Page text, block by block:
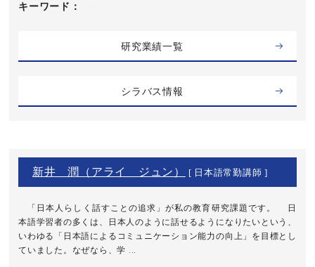
キーワード
研究業績一覧
シラバス情報
新井 潤（アライ ジュン） [ 日本語常勤講師 ]
「日本人らしく話すことの追求」が私の教育研究課題です。 日
本語学習者の多くは、日本人のように話せるようになりたいという、
いわゆる「日本語によるコミュニケーション能力の向上」を目標とし
ていました。なぜなら、学 ...